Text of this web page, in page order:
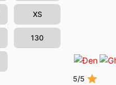
XS
130
5/5